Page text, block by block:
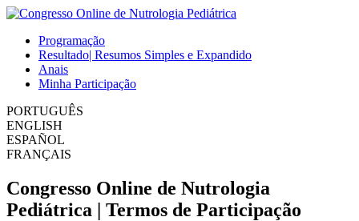
Programação
Resultado| Resumos Simples e Expandido
Anais
Minha Participação
PORTUGUÊS
ENGLISH
ESPAÑOL
FRANÇAIS
Congresso Online de Nutrologia
Pediátrica | Termos de Participação